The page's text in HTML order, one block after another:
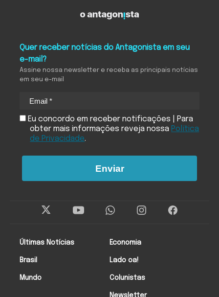
Últimas Notícias
Brasil
Mundo
Economia
Lado oa!
Colunistas
Quer receber notícias do Antagonista em seu
e-mail?
Assine nossa newsletter e receba as principais notícias
em seu e-mail
Eu concordo em receber notificações | Para
obter mais informações reveja nossa Política
de Privacidade.
Enviar